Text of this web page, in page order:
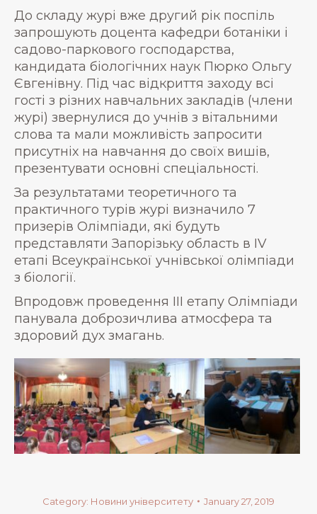
До складу журі вже другий рік поспіль
запрошують доцента кафедри ботаніки і
садово-паркового господарства,
кандидата біологічних наук Пюрко Ольгу
Євгенівну. Під час відкриття заходу всі
гості з різних навчальних закладів (члени
журі) звернулися до учнів з вітальними
слова та мали можливість запросити
присутніх на навчання до своїх вишів,
презентувати основні спеціальності.
За результатами теоретичного та
практичного турів журі визначило 7
призерів Олімпіади, які будуть
представляти Запорізьку область в ІV
етапі Всеукраїнської учнівської олімпіади
з біології.
Впродовж проведення ІІІ етапу Олімпіади
панувала доброзичлива атмосфера та
здоровий дух змагань.
Category: Новини університету January 27, 2019